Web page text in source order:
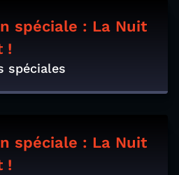
spéciale : La Nuit
!
spéciales
spéciale : La Nuit
!